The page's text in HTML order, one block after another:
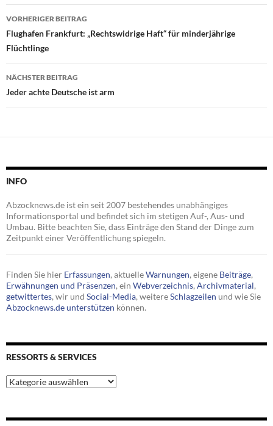
Beitragsnavigation
VORHERIGER BEITRAG
Flughafen Frankfurt: „Rechtswidrige Haft“ für minderjährige
Flüchtlinge
NÄCHSTER BEITRAG
Jeder achte Deutsche ist arm
INFO
Abzocknews.de ist ein seit 2007 bestehendes unabhängiges
Informationsportal und befindet sich im stetigen Auf-, Aus- und
Umbau. Bitte beachten Sie, dass Einträge den Stand der Dinge zum
Zeitpunkt einer Veröffentlichung spiegeln.
Finden Sie hier Erfassungen, aktuelleWarnungen, eigene Beiträge,
Erwähnungen und Präsenzen, ein Webverzeichnis, Archivmaterial,
getwittertes, wir und Social-Media, weitereSchlagzeilen und wie Sie
Abzocknews.de unterstützen können.
RESSORTS & SERVICES
Ressorts
&